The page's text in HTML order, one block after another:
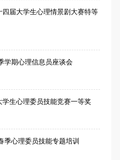
届大学生心理情景剧大赛特等
学期心理信息员座谈会
生心理委员技能竞赛一等奖
季心理委员技能专题培训